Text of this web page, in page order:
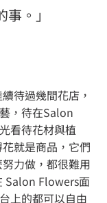
。」
待過幾間花店，
，待在Salon
看待花材與植
就是商品，它們
力做，都很難用
Salon Flowers面
上的都可以自由